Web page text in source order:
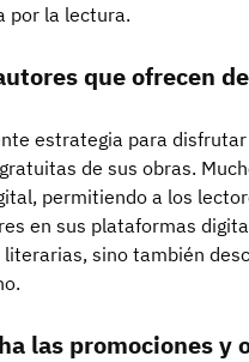
por la lectura.
que ofrecen
estrategia para
de sus obras.
permitiendo a los
en sus plataformas
literarias, sino también
las promociones